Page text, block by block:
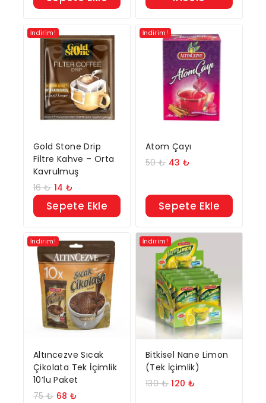
İndirim!
Gold Stone Drip
Filtre Kahve – Orta
Kavrulmuş
16₺ 14₺
Sepete Ekle
İndirim!
Atom Çayı
50₺ 43₺
Sepete Ekle
İndirim!
Altıncezve Sıcak
Çikolata Tek İçimlik
10’lu Paket
75₺ 68₺
İndirim!
Bitkisel Nane Limon
(Tek İçimlik)
130₺ 120₺